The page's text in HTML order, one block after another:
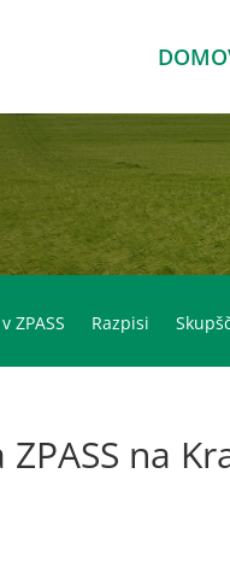
ZPASS Razpisi
na